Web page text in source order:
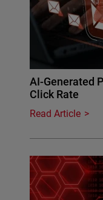
AI-Generated
Click Rate
Read Article